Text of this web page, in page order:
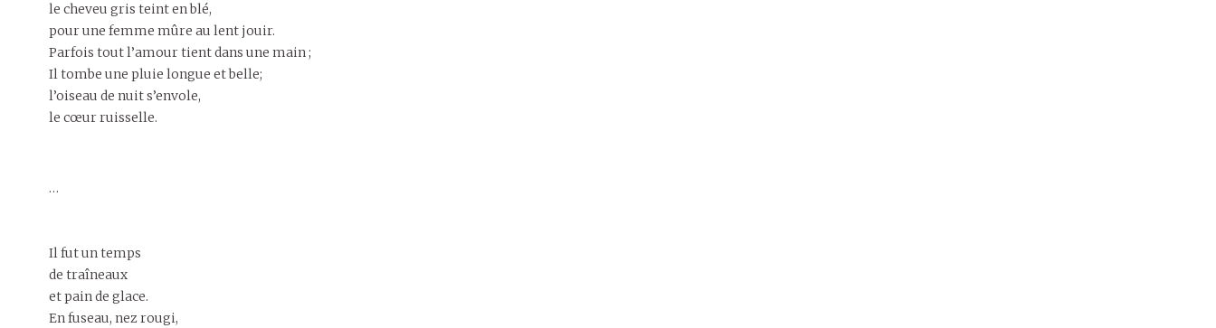
le cheveu gris teint en blé,
pour une femme mûre au lent jouir.
Parfois tout l’amour tient dans une main ;
Il tombe une pluie longue et belle;
l’oiseau de nuit s’envole,
le cœur ruisselle.
…
Il fut un temps
de traîneaux
et pain de glace.
En fuseau, nez rougi,